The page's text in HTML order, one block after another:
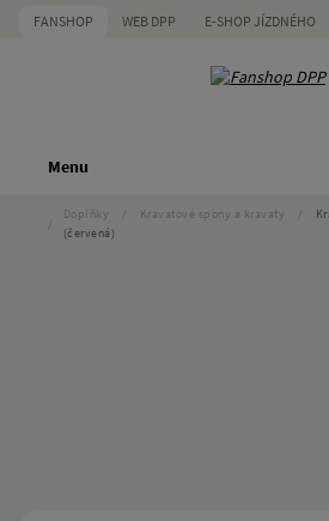
FANSHOP WEB DPP E-SHOP JÍZDNÉHO
Menu
Doplňky Kravatové spony a kravaty
(červená)